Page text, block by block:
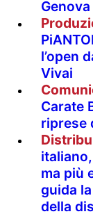
Genova
l’open
Vivai
Carate
riprese
ma più
guida
della